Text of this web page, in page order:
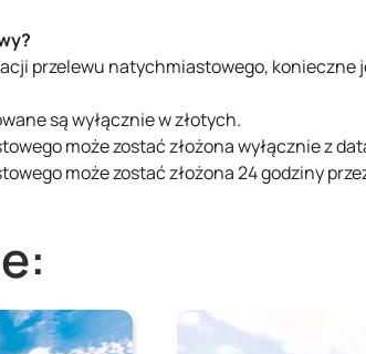
przelewu natychmiastowego,
są wyłącznie w złotych.
może zostać złożona wyłącznie z
może zostać złożona 24 godziny